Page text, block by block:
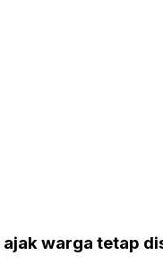
warga tetap